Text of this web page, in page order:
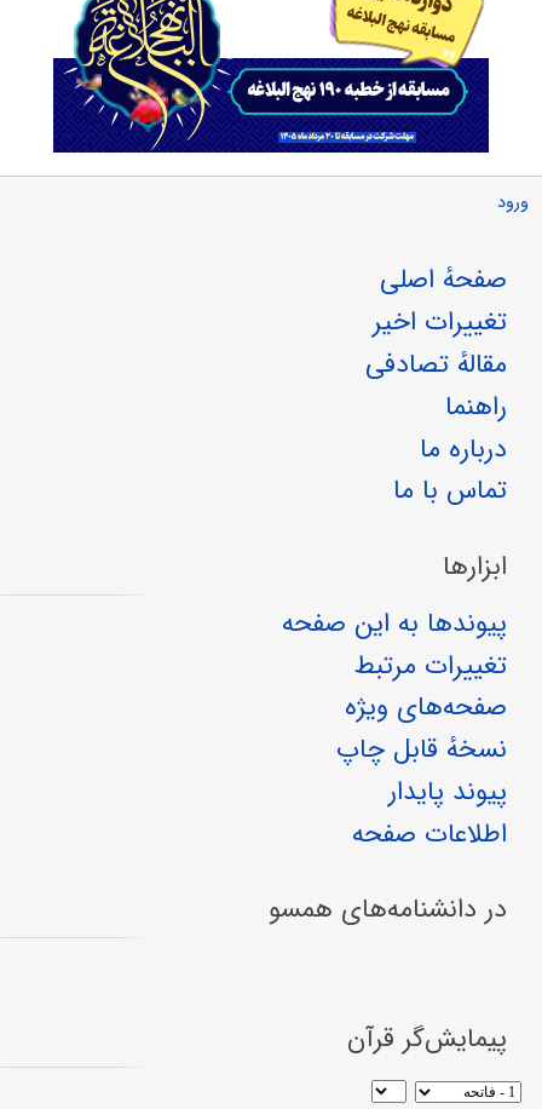
ورود
صفحهٔ اصلی
تغییرات اخیر
مقالهٔ تصادفی
راهنما
درباره ما
تماس با ما
ابزارها
پیوندها به این صفحه
تغییرات مرتبط
صفحه‌های ویژه
نسخهٔ قابل چاپ
پیوند پایدار
اطلاعات صفحه
در دانشنامه‌های همسو
پیمایش‌گر قرآن